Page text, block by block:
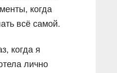
когда
всё самой.
когда я
лично